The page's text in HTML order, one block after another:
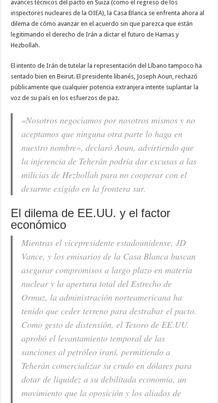
avances técnicos del pacto en Suiza (como el regreso de los
inspectores nucleares de la OIEA), la Casa Blanca se enfrenta ahora al
dilema de cómo avanzar en el acuerdo sin que parezca que están
legitimando el derecho de Irán a dictar el futuro de Hamas y
Hezbollah.
El intento de Irán de tutelar la representación del Líbano tampoco ha
sentado bien en Beirut. El presidente libanés, Joseph Aoun, rechazó
públicamente que cualquier potencia extranjera intente suplantar la
voz de su país en los esfuerzos de paz.
«Nosotros negociamos por nosotros mismos y no
aceptamos que ninguna otra parte lo haga en
nuestro nombre», declaró Aoun, advirtiendo que
la injerencia de Teherán podría dar excusas a las
milicias de Hezbollah para no cooperar con el
desarme exigido en la frontera sur.
El dilema de EE.UU. y el factor
económico
Mientras el vicepresidente estadounidense, JD
Vance, y los emisarios de la Casa Blanca buscan
asegurar compromisos a largo plazo en materia
nuclear y la apertura total del Estrecho de
Ormuz, la administración norteamericana ha
tenido que ceder terreno para destrabar el pacto.
Como gesto de distensión, el Tesoro de EE.UU.
aprobó el levantamiento temporal de las
sanciones al petróleo iraní, permitiendo a
Teherán comercializar su crudo en dólares para
dotar de liquidez a su debilitada economía, un
movimiento que la oposición y los aliados de